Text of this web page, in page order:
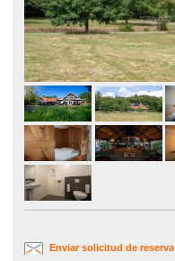
Enviar solicitud de reserva